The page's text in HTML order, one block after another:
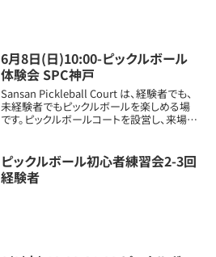
6月8日(日)10:00-ピックルボール
体験会 SPC神戸
Sansan Pickleball Court は、経験者でも、
未経験者でもピックルボールを楽しめる場
です。ピックルボールコートを設営し、来場さ
い方、何か始めてみ...
ピックルボール初心者練習会2-3回
経験者